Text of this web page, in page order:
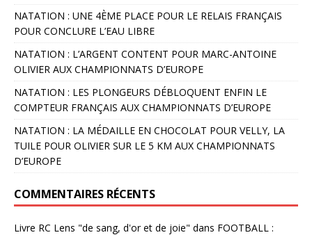
NATATION : UNE 4ÈME PLACE POUR LE RELAIS FRANÇAIS
POUR CONCLURE L’EAU LIBRE
NATATION : L’ARGENT CONTENT POUR MARC-ANTOINE
OLIVIER AUX CHAMPIONNATS D’EUROPE
NATATION : LES PLONGEURS DÉBLOQUENT ENFIN LE
COMPTEUR FRANÇAIS AUX CHAMPIONNATS D’EUROPE
NATATION : LA MÉDAILLE EN CHOCOLAT POUR VELLY, LA
TUILE POUR OLIVIER SUR LE 5 KM AUX CHAMPIONNATS
D’EUROPE
COMMENTAIRES RÉCENTS
Livre RC Lens "de sang, d'or et de joie" dans FOOTBALL :